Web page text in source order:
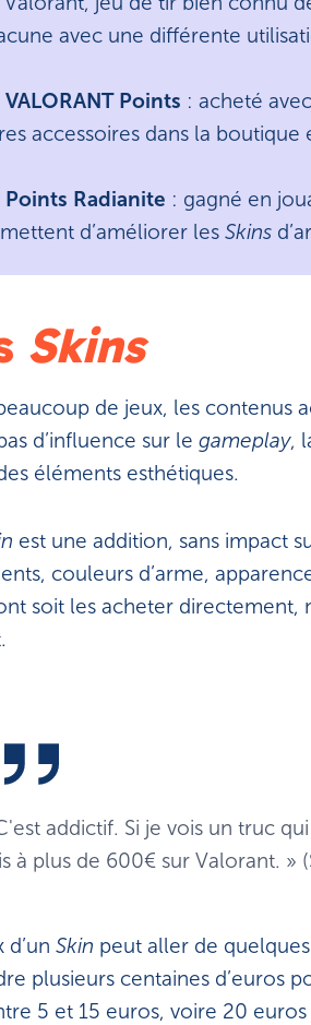
avec une différente
VALORANT Points : acheté
accessoires dans la boutique
Points Radianite : gagné en
d’améliorer les Skins
Skins
de jeux, les contenus
d’influence sur le gameplay,
éléments esthétiques.
est une addition, sans impact
couleurs d’arme,
soit les acheter directement,
addictif. Si je vois un truc
à plus de 600€ sur Valorant. »
d’un Skin peut aller de
plusieurs centaines d’euros
5 et 15 euros, voire 20